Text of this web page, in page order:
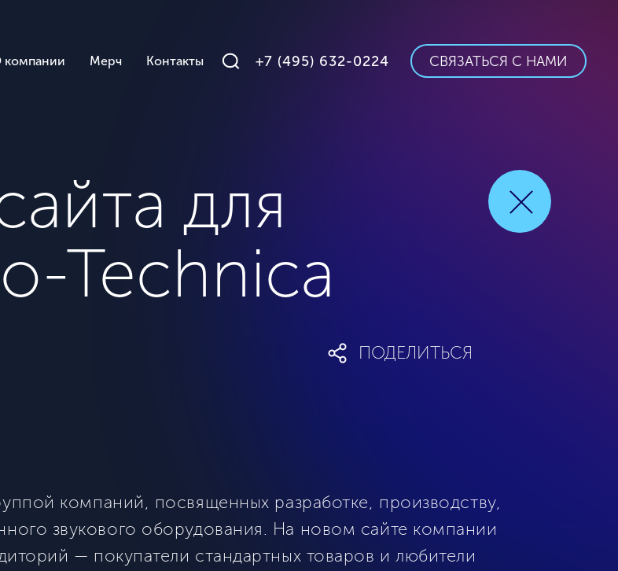
компании Мерч Контакты +7 (495) 632-0224 СВЯЗАТЬСЯ С НАМИ
для
Technica
ПОДЕЛИТЬСЯ
компаний, посвященных разработке, производству,
звукового оборудования. На новом сайте компании
— покупатели стандартных товаров и любители